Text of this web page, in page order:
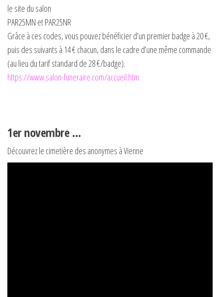
le site du salon
PAR25MN et PAR25NR
Grâce à ces codes, vous pouvez bénéficier d’un premier badge à 20 €,
puis des suivants à 14 € chacun, dans le cadre d’une même commande
(au lieu du tarif standard de 28 €/badge).
https://www.salon-funeraire.com/accueil.htm
1er novembre …
Découvrez le cimetière des anonymes à Vienne